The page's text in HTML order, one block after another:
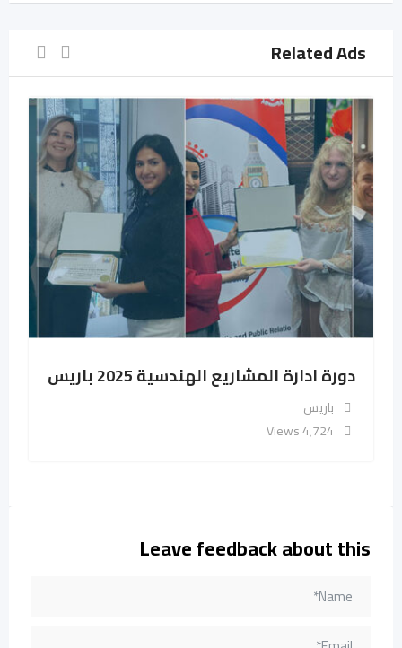
Related Ads
دورة ادارة المشاريع الهندسية 2025 باريس
باريس
4٬724 Views
Leave feedback about this